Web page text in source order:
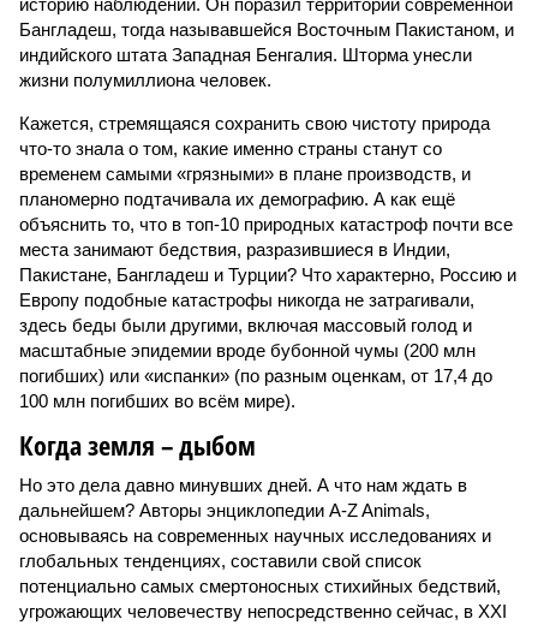
историю наблюдений. Он поразил территории современной
Бангладеш, тогда называвшейся Восточным Пакистаном, и
индийского штата Западная Бенгалия. Шторма унесли
жизни полумиллиона человек.
Кажется, стремящаяся сохранить свою чистоту природа
что-то знала о том, какие именно страны станут со
временем самыми «грязными» в плане производств, и
планомерно подтачивала их демографию. А как ещё
объяснить то, что в топ-10 природных катастроф почти все
места занимают бедствия, разразившиеся в Индии,
Пакистане, Бангладеш и Турции? Что характерно, Россию и
Европу подобные катастрофы никогда не затрагивали,
здесь беды были другими, включая массовый голод и
масштабные эпидемии вроде бубонной чумы (200 млн
погибших) или «испанки» (по разным оценкам, от 17,4 до
100 млн погибших во всём мире).
Когда земля – дыбом
Но это дела давно минувших дней. А что нам ждать в
дальнейшем? Авторы энциклопедии A-Z Animals,
основываясь на современных научных исследованиях и
глобальных тенденциях, составили свой список
потенциально самых смертоносных стихийных бедствий,
угрожающих человечеству непосредственно сейчас, в XXI